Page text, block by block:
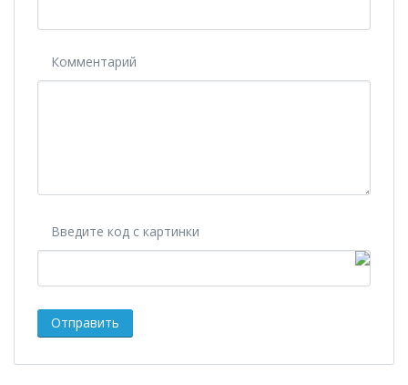
Комментарий
Введите код с картинки